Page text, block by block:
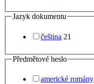
Jazyk dokumentu
čeština 21
Předmětové heslo
americké romány